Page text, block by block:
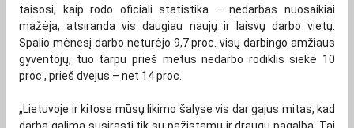
taisosi, kaip rodo oficiali statistika – nedarbas nuosaikiai
mažėja, atsiranda vis daugiau naujų ir laisvų darbo vietų.
Spalio mėnesį darbo neturėjo 9,7 proc. visų darbingo amžiaus
gyventojų, tuo tarpu prieš metus nedarbo rodiklis siekė 10
proc., prieš dvejus – net 14 proc.
„Lietuvoje ir kitose mūsų likimo šalyse vis dar gajus mitas, kad